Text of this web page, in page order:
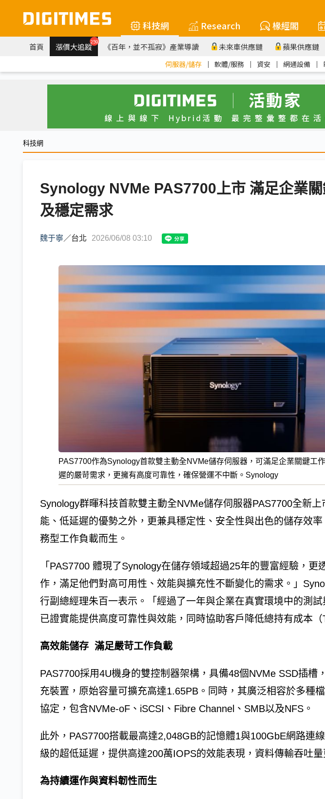
科技網 Research 椽經閣
首頁 漲價大追蹤259 《百年，並不孤寂》產業導讀 未來車供應鏈 蘋果供應鏈
伺服器/儲存 ｜ 軟體/服務 ｜ 資安 ｜ 網通設備 ｜
科技網
Synology NVMe PAS7700上市 滿足企業
及穩定需求
魏于寧 ／台北 2026/06/08 03:10
PAS7700作為Synology首款雙主動全NVMe儲存伺服器，可滿足企業關鍵工
遲的嚴苛需求，更擁有高度可靠性，確保營運不中斷。Synology
Synology群暉科技首款雙主動全NVMe儲存伺服器PAS7700全新
能、低延遲的優勢之外，更兼具穩定性、安全性與出色的儲存效
務型工作負載而生。
「PAS7700 體現了Synology在儲存領域超過25年的豐富經驗，更
作，滿足他們對高可用性、效能與擴充性不斷變化的需求。」
行副總經理朱百一表示。「經過了一年與企業在真實環境中的測
已證實能提供高度可靠性與效能，同時協助客戶降低總持有成本（
高效能儲存 滿足嚴苛工作負載
PAS7700採用4U機身的雙控制器架構，具備48個NVMe SSD插槽
充裝置，原始容量可擴充高達1.65PB。同時，其廣泛相容於多種
協定，包含NVMe-oF、iSCSI、Fibre Channel、SMB以及NFS。
此外，PAS7700搭載最高達2,048GB的記憶體1與100GbE網路連
級的超低延遲，提供高達200萬IOPS的效能表現，資料傳輸吞吐量
為持續運作與資料韌性而生